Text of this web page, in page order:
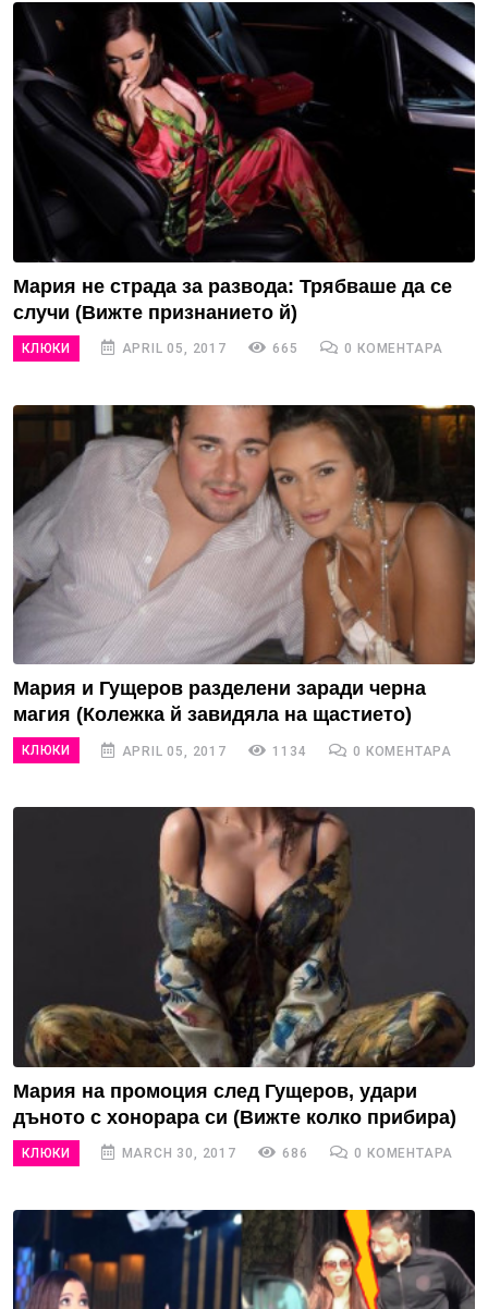
Мария не страда за развода: Трябваше да се
случи (Вижте признанието й)
КЛЮКИ APRIL 05, 2017 665 0 КОМЕНТАРА
Мария и Гущеров разделени заради черна
магия (Колежка й завидяла на щастието)
КЛЮКИ APRIL 05, 2017 1134 0 КОМЕНТАРА
Мария на промоция след Гущеров, удари
дъното с хонорара си (Вижте колко прибира)
КЛЮКИ MARCH 30, 2017 686 0 КОМЕНТАРА